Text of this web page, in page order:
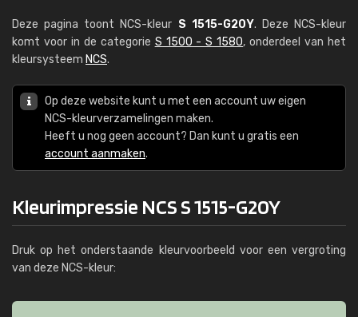
Deze pagina toont NCS-kleur S 1515-G20Y. Deze NCS-kleur
komt voor in de categorie S 1500 - S 1580, onderdeel van het
kleursysteem NCS.
Op deze website kunt u met een account uw eigen
NCS-kleurverzamelingen maken.
Heeft u nog geen account? Dan kunt u gratis een
account aanmaken.
Kleurimpressie NCS S 1515-G20Y
Druk op het onderstaande kleurvoorbeeld voor een vergroting
van deze NCS-kleur: